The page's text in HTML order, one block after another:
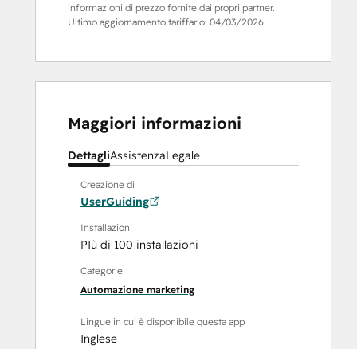
informazioni di prezzo fornite dai propri partner.
Ultimo aggiornamento tariffario: 04/03/2026
Maggiori informazioni
DettagliAssistenzaLegale
Creazione di
UserGuiding
Installazioni
PIù di 100 installazioni
Categorie
Automazione marketing
Lingue in cui è disponibile questa app
Inglese